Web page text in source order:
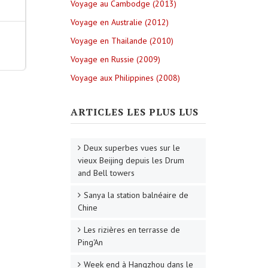
Voyage au Cambodge (2013)
Voyage en Australie (2012)
Voyage en Thailande (2010)
Voyage en Russie (2009)
Voyage aux Philippines (2008)
ARTICLES LES PLUS LUS
Deux superbes vues sur le
vieux Beijing depuis les Drum
and Bell towers
Sanya la station balnéaire de
Chine
Les rizières en terrasse de
Ping'An
Week end à Hangzhou dans le